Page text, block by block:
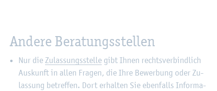
An­de­re Be­ra­tungs­stel­len
Nur die Zu­las­sungs­stel­legibt Ihnen rechts­ver­bind­lich
Aus­kunft in allen Fra­gen, die Ihre Be­wer­bung oder Zu­
las­sung be­tref­fen. Dort er­hal­ten Sie eben­falls In­for­ma­